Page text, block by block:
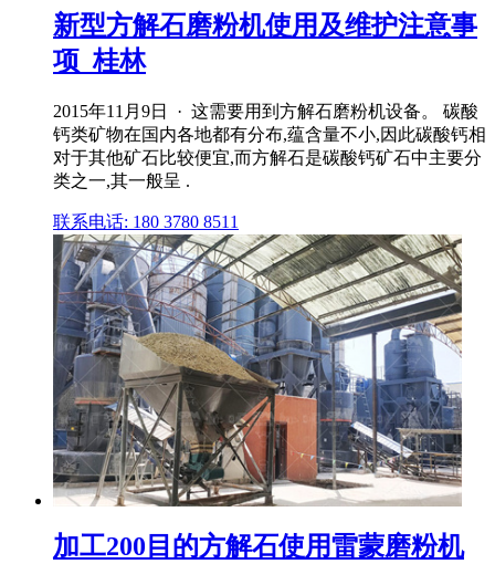
新型方解石磨粉机使用及维护注意事
项_桂林
2015年11月9日 · 这需要用到方解石磨粉机设备。 碳酸
钙类矿物在国内各地都有分布,蕴含量不小,因此碳酸钙相
对于其他矿石比较便宜,而方解石是碳酸钙矿石中主要分
类之一,其一般呈 .
联系电话: 180 3780 8511
加工200目的方解石使用雷蒙磨粉机